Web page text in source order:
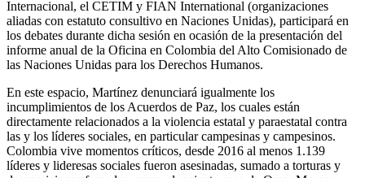
Internacional, el CETIM y FIAN International (organizaciones
aliadas con estatuto consultivo en Naciones Unidas), participará en
los debates durante dicha sesión en ocasión de la presentación del
informe anual de la Oficina en Colombia del Alto Comisionado de
las Naciones Unidas para los Derechos Humanos.
En este espacio, Martínez denunciará igualmente los
incumplimientos de los Acuerdos de Paz, los cuales están
directamente relacionados a la violencia estatal y paraestatal contra
las y los líderes sociales, en particular campesinas y campesinos.
Colombia vive momentos críticos, desde 2016 al menos 1.139
líderes y lideresas sociales fueron asesinadas, sumado a torturas y